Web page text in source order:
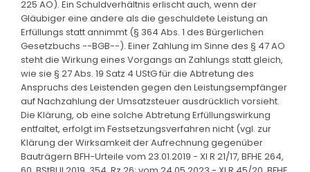
225 AO). Ein Schuldverhältnis erlischt auch, wenn der
Gläubiger eine andere als die geschuldete Leistung an
Erfüllungs statt annimmt (§ 364 Abs. 1 des Bürgerlichen
Gesetzbuchs --BGB--). Einer Zahlung im Sinne des § 47 AO
steht die Wirkung eines Vorgangs an Zahlungs statt gleich,
wie sie § 27 Abs. 19 Satz 4 UStG für die Abtretung des
Anspruchs des Leistenden gegen den Leistungsempfänger
auf Nachzahlung der Umsatzsteuer ausdrücklich vorsieht.
Die Klärung, ob eine solche Abtretung Erfüllungswirkung
entfaltet, erfolgt im Festsetzungsverfahren nicht (vgl. zur
Klärung der Wirksamkeit der Aufrechnung gegenüber
Bauträgern BFH-Urteile vom 23.01.2019 - XI R 21/17, BFHE 264,